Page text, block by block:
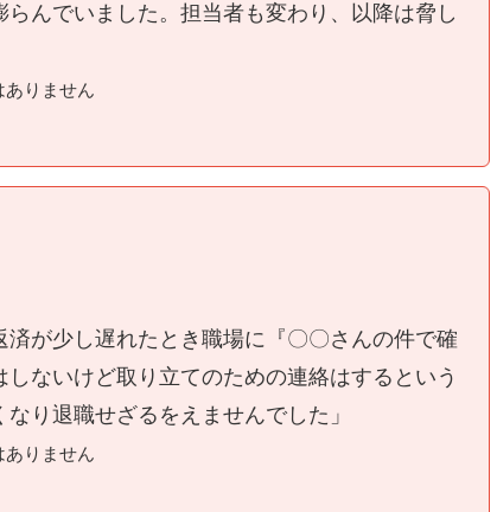
んでいました。担当者も変わり、以降は脅し
りません
済が少し遅れたとき職場に『〇〇さんの件で確
ないけど取り立てのための連絡はするという
り退職せざるをえませんでした」
りません